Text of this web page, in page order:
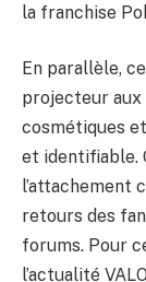
la franchise
En parallèle,
projecteur
cosmétiques
et identifiable.
l’attachement
retours des
forums. Pour
l’actualité